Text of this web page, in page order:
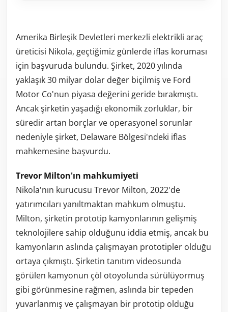
Amerika Birleşik Devletleri merkezli elektrikli araç
üreticisi Nikola, geçtiğimiz günlerde iflas koruması
için başvuruda bulundu. Şirket, 2020 yılında
yaklaşık 30 milyar dolar değer biçilmiş ve Ford
Motor Co'nun piyasa değerini geride bırakmıştı.
Ancak şirketin yaşadığı ekonomik zorluklar, bir
süredir artan borçlar ve operasyonel sorunlar
nedeniyle şirket, Delaware Bölgesi'ndeki iflas
mahkemesine başvurdu.
Trevor Milton'ın mahkumiyeti
Nikola'nın kurucusu Trevor Milton, 2022'de
yatırımcıları yanıltmaktan mahkum olmuştu.
Milton, şirketin prototip kamyonlarının gelişmiş
teknolojilere sahip olduğunu iddia etmiş, ancak bu
kamyonların aslında çalışmayan prototipler olduğu
ortaya çıkmıştı. Şirketin tanıtım videosunda
görülen kamyonun çöl otoyolunda sürülüyormuş
gibi görünmesine rağmen, aslında bir tepeden
yuvarlanmış ve çalışmayan bir prototip olduğu